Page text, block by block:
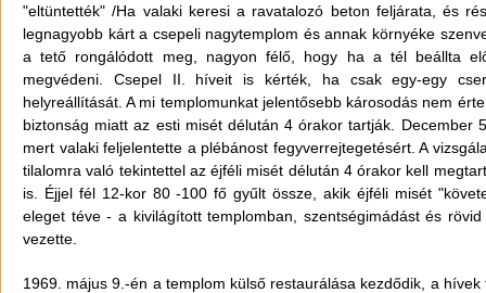
"eltüntették" /Ha valaki keresi a ravatalozó beton feljárata, és
legnagyobb kárt a csepeli nagytemplom és annak környéke
a tető rongálódott meg, nagyon félő, hogy ha a tél beállta
megvédeni. Csepel II. híveit is kérték, ha csak egy-egy
helyreállítását. A mi templomunkat jelentősebb károsodás nem
biztonság miatt az esti misét délután 4 órakor tartják.
mert valaki feljelentette a plébánost fegyverrejtegetésért. A
tilalomra való tekintettel az éjféli misét délután 4 órakor kell
is. Éjjel fél 12-kor 80 -100 fő gyűlt össze, akik éjféli misét
eleget téve - a kivilágított templomban, szentségimádást és
vezette.
1969. május 9.-én a templom külső restaurálása kezdődik, a